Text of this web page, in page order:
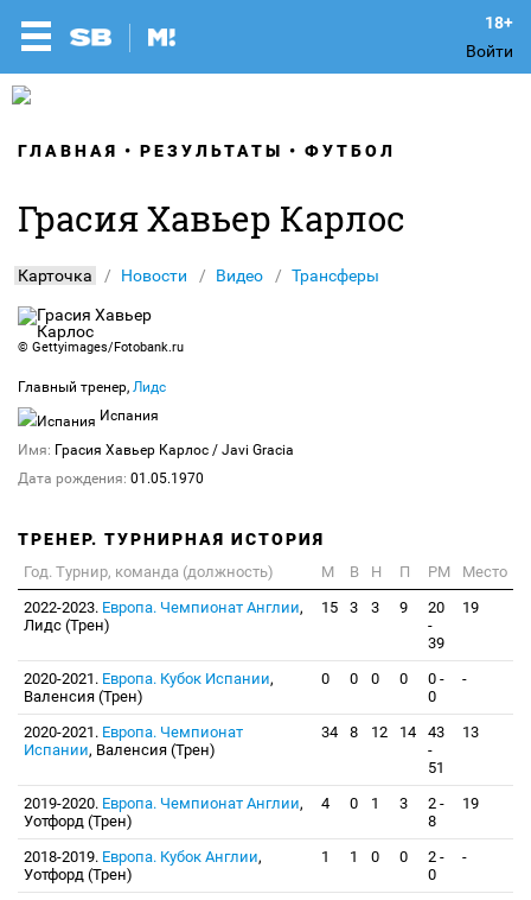
Войти
ГЛАВНАЯ РЕЗУЛЬТАТЫ ФУТБОЛ
Грасия Хавьер Карлос
Карточка Новости Видео Трансферы
© Gettyimages/Fotobank.ru
Главный тренер, Лидс
Испания
Имя: Грасия Хавьер Карлос / Javi Gracia
Дата рождения: 01.05.1970
ТРЕНЕР. ТУРНИРНАЯ ИСТОРИЯ
Год. Турнир, команда (должность) М В Н П РМ
Место
2022-2023. Европа. Чемпионат Англии,
Лидс (Трен)
15 3 3 9
20
-
39
19
2020-2021. Европа. Кубок Испании,
Валенсия (Трен)
0 0 0 0
0 -
0
-
2020-2021. Европа. Чемпионат
Испании, Валенсия (Трен)
34 8 12 14
43
-
51
13
2019-2020. Европа. Чемпионат Англии,
Уотфорд (Трен)
4 0 1 3
2 -
8
19
2018-2019. Европа. Кубок Англии,
Уотфорд (Трен)
1 1 0 0
2 -
0
-